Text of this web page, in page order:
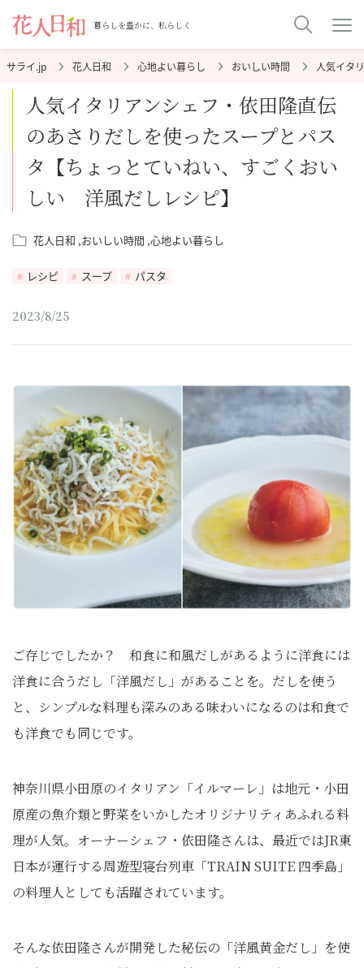
暮らしを豊かに、私らしく
花人日和 心地よい暮らし おいしい時間 人気イタ
人気イタリアンシェフ・依田隆直伝
のあさりだしを使ったスープとパス
タ【ちょっとていねい、すごくおい
しい 洋風だしレシピ】
花人日和 おいしい時間 心地よい暮らし
レシピ スープ パスタ
2023/8/25
ご存じでしたか？ 和食に和風だしがあるように洋食には
洋食に合うだし「洋風だし」があることを。だしを使う
と、シンプルな料理も深みのある味わいになるのは和食で
も洋食でも同じです。
神奈川県小田原のイタリアン「イルマーレ」は地元・小田
原産の魚介類と野菜をいかしたオリジナリティあふれる料
理が人気。オーナーシェフ・依田隆さんは、最近ではJR東
日本が運行する周遊型寝台列車「TRAIN SUITE 四季島」
の料理人としても活躍されています。
そんな依田隆さんが開発した秘伝の「洋風黄金だし」を使